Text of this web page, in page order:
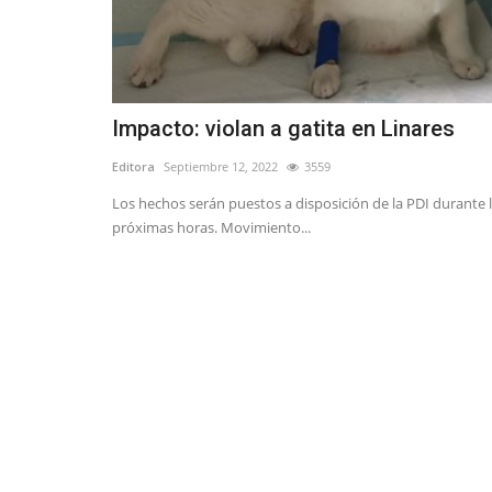
Impacto: violan a gatita en Linares
Editora Septiembre 12, 2022 3559
Los hechos serán puestos a disposición de la PDI durante
próximas horas. Movimiento...